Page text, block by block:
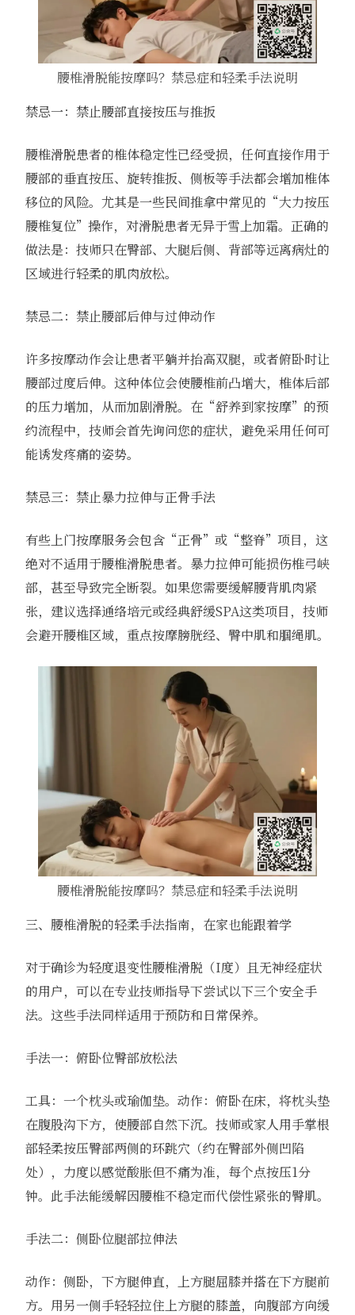
腰椎滑脱能按摩吗？禁忌症和轻柔手法说明
禁忌一：禁止腰部直接按压与推扳
腰椎滑脱患者的椎体稳定性已经受损，任何直接作用于
腰部的垂直按压、旋转推扳、侧板等手法都会增加椎体
移位的风险。尤其是一些民间推拿中常见的“大力按压
腰椎复位”操作，对滑脱患者无异于雪上加霜。正确的
做法是：技师只在臀部、大腿后侧、背部等远离病灶的
区域进行轻柔的肌肉放松。
禁忌二：禁止腰部后伸与过伸动作
许多按摩动作会让患者平躺并抬高双腿，或者俯卧时让
腰部过度后伸。这种体位会使腰椎前凸增大，椎体后部
的压力增加，从而加剧滑脱。在“舒养到家按摩”的预
约流程中，技师会首先询问您的症状，避免采用任何可
能诱发疼痛的姿势。
禁忌三：禁止暴力拉伸与正骨手法
有些上门按摩服务会包含“正骨”或“整脊”项目，这
绝对不适用于腰椎滑脱患者。暴力拉伸可能损伤椎弓峡
部，甚至导致完全断裂。如果您需要缓解腰背肌肉紧
张，建议选择通络培元或经典舒缓SPA这类项目，技师
会避开腰椎区域，重点按摩膀胱经、臀中肌和腘绳肌。
腰椎滑脱能按摩吗？禁忌症和轻柔手法说明
三、腰椎滑脱的轻柔手法指南，在家也能跟着学
对于确诊为轻度退变性腰椎滑脱（I度）且无神经症状
的用户，可以在专业技师指导下尝试以下三个安全手
法。这些手法同样适用于预防和日常保养。
手法一：俯卧位臀部放松法
工具：一个枕头或瑜伽垫。动作：俯卧在床，将枕头垫
在腹股沟下方，使腰部自然下沉。技师或家人用手掌根
部轻柔按压臀部两侧的环跳穴（约在臀部外侧凹陷
处），力度以感觉酸胀但不痛为准，每个点按压1分
钟。此手法能缓解因腰椎不稳定而代偿性紧张的臀肌。
手法二：侧卧位腿部拉伸法
动作：侧卧，下方腿伸直，上方腿屈膝并搭在下方腿前
方。用另一侧手轻轻拉住上方腿的膝盖，向腹部方向缓